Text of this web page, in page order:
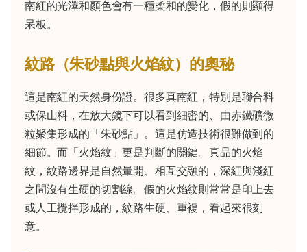
南紅的光澤和顏色會有一種柔和的變化，假的則顯得
呆板。
紋路（朱砂點與火焰紋）的奧秘
這是南紅的天然身份證。很多真南紅，特別是聯合料
或保山料，在放大鏡下可以看到細密的、由赤鐵礦微
粒聚集形成的「朱砂點」。這是仿造技術很難做到的
細節。而「火焰紋」更是判斷的關鍵。真品的火焰
紋，紋路邊界是自然暈開、相互交融的，深紅與淺紅
之間沒有生硬的切割線。假的火焰紋則常常是印上去
或人工攪拌形成的，紋路生硬、重複，看起來很刻
意。